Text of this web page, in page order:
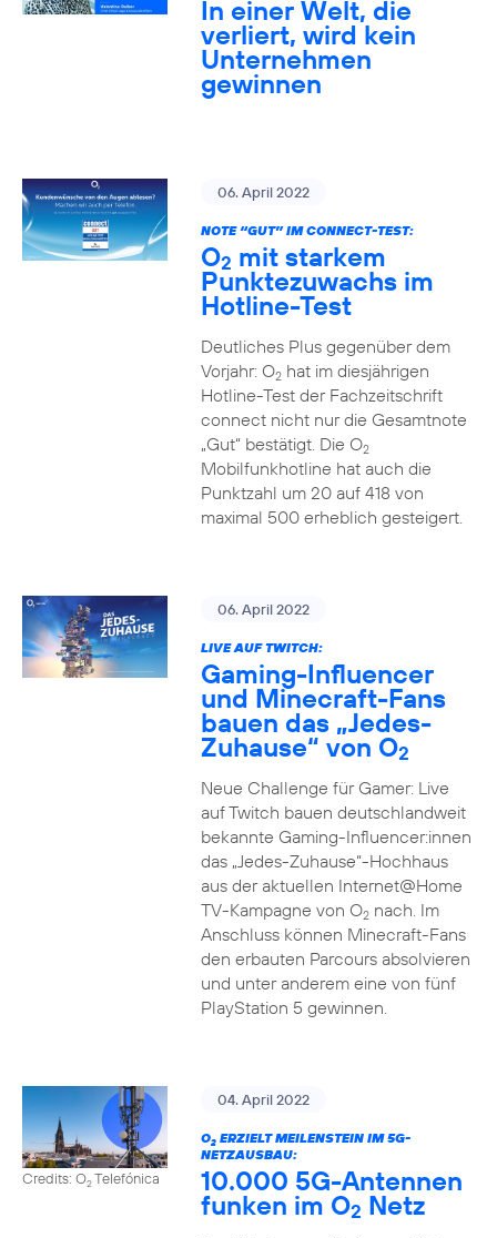
In einer Welt, die
verliert, wird kein
Unternehmen
gewinnen
06. April 2022
NOTE “GUT” IM CONNECT-TEST:
O2 mit starkem
Punktezuwachs im
Hotline-Test
Deutliches Plus gegenüber dem
Vorjahr: O2hat im diesjährigen
Hotline-Test der Fachzeitschrift
connect nicht nur die Gesamtnote
„Gut“ bestätigt. Die O2
Mobilfunkhotline hat auch die
Punktzahl um 20 auf 418 von
maximal 500 erheblich gesteigert.
06. April 2022
LIVE AUF TWITCH:
Gaming-Influencer
und Minecraft-Fans
bauen das „Jedes-
Zuhause“ von O2
Neue Challenge für Gamer: Live
auf Twitch bauen deutschlandweit
bekannte Gaming-Influencer:innen
das „Jedes-Zuhause“-Hochhaus
aus der aktuellen Internet@Home
TV-Kampagne von O2nach. Im
Anschluss können Minecraft-Fans
den erbauten Parcours absolvieren
und unter anderem eine von fünf
PlayStation 5 gewinnen.
Credits: O2Telefónica
04. April 2022
O2ERZIELT MEILENSTEIN IM 5G-
NETZAUSBAU:
10.000 5G-Antennen
funken im O2 Netz